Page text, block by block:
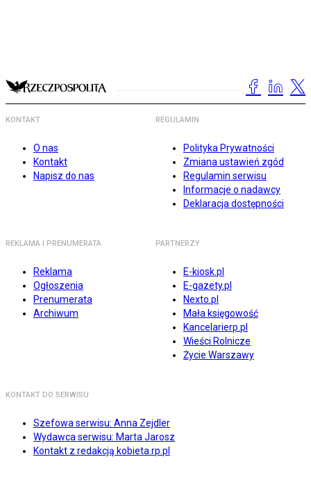
KONTAKT
O nas
Kontakt
Napisz do nas
REGULAMIN
Polityka Prywatności
Zmiana ustawień zgód
Regulamin serwisu
Informacje o nadawcy
Deklaracja dostępności
REKLAMA I PRENUMERATA
Reklama
Ogłoszenia
Prenumerata
Archiwum
PARTNERZY
E-kiosk.pl
E-gazety.pl
Nexto.pl
Mała księgowość
Kancelarierp.pl
Wieści Rolnicze
Życie Warszawy
KONTAKT DO SERWISU
Szefowa serwisu: Anna Zejdler
Wydawca serwisu: Marta Jarosz
Kontakt z redakcją kobieta.rp.pl